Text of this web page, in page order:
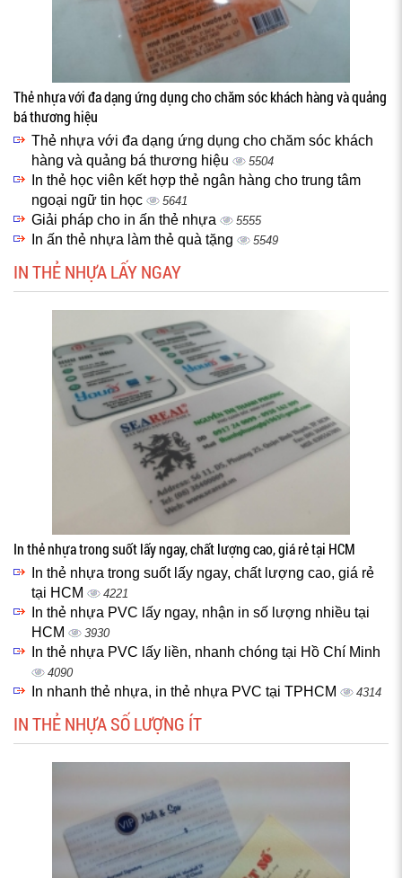
Thẻ nhựa với đa dạng ứng dụng cho chăm sóc khách hàng và quảng
bá thương hiệu
Thẻ nhựa với đa dạng ứng dụng cho chăm sóc khách
hàng và quảng bá thương hiệu
5504
In thẻ học viên kết hợp thẻ ngân hàng cho trung tâm
ngoại ngữ tin học
5641
Giải pháp cho in ấn thẻ nhựa 5555
In ấn thẻ nhựa làm thẻ quà tặng 5549
IN THẺ NHỰA LẤY NGAY
In thẻ nhựa trong suốt lấy ngay, chất lượng cao, giá rẻ tại HCM
In thẻ nhựa trong suốt lấy ngay, chất lượng cao, giá rẻ
tại HCM
4221
In thẻ nhựa PVC lấy ngay, nhận in số lượng nhiều tại
HCM
3930
In thẻ nhựa PVC lấy liền, nhanh chóng tại Hồ Chí Minh
4090
In nhanh thẻ nhựa, in thẻ nhựa PVC tại TPHCM 4314
IN THẺ NHỰA SỐ LƯỢNG ÍT